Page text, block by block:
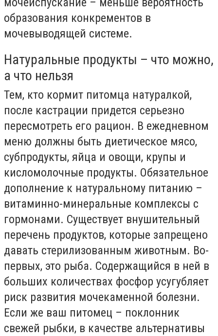
образования конкрементов в
мочевыводящей системе.
Натуральные продукты – что можно,
а что нельзя
Тем, кто кормит питомца натуралкой,
после кастрации придется серьезно
пересмотреть его рацион. В ежедневном
меню должны быть диетическое мясо,
субпродукты, яйца и овощи, крупы и
кисломолочные продукты. Обязательное
дополнение к натуральному питанию –
витаминно-минеральные комплексы с
гормонами. Существует внушительный
перечень продуктов, которые запрещено
давать стерилизованным животным. Во-
первых, это рыба. Содержащийся в ней в
больших количествах фосфор усугубляет
риск развития мочекаменной болезни.
Если же ваш питомец – поклонник
свежей рыбки, в качестве альтернативы